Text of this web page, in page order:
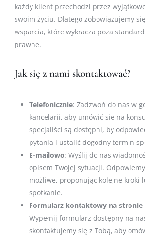
każdy klient przechodzi przez
swoim życiu. Dlatego zobowiązujemy
wsparcia, które wykracza poza
prawne.
Jak się z nami skontaktować?
Telefonicznie: Zadzwoń do nas w
kancelarii, aby umówić się na
specjaliści są dostępni, by
pytania i ustalić dogodny termin
E-mailowo: Wyślij do nas
opisem Twojej sytuacji.
możliwe, proponując kolejne kroki
spotkanie.
Formularz kontaktowy na
Wypełnij formularz dostępny na
skontaktujemy się z Tobą, aby